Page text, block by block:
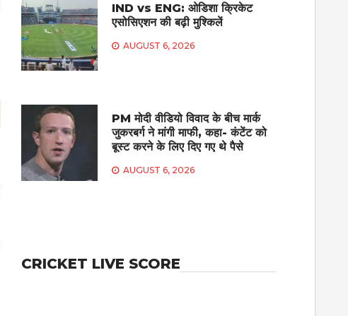
IND vs ENG: ओडिशा क्रिकेट
एसोसिएशन की बढ़ी मुश्किलें
AUGUST 6, 2026
PM मोदी वीडियो विवाद के बीच मार्क
जुकरबर्ग ने मांगी माफी, कहा- कंटेंट को
बूस्ट करने के लिए दिए गए थे पैसे
AUGUST 6, 2026
CRICKET LIVE SCORE